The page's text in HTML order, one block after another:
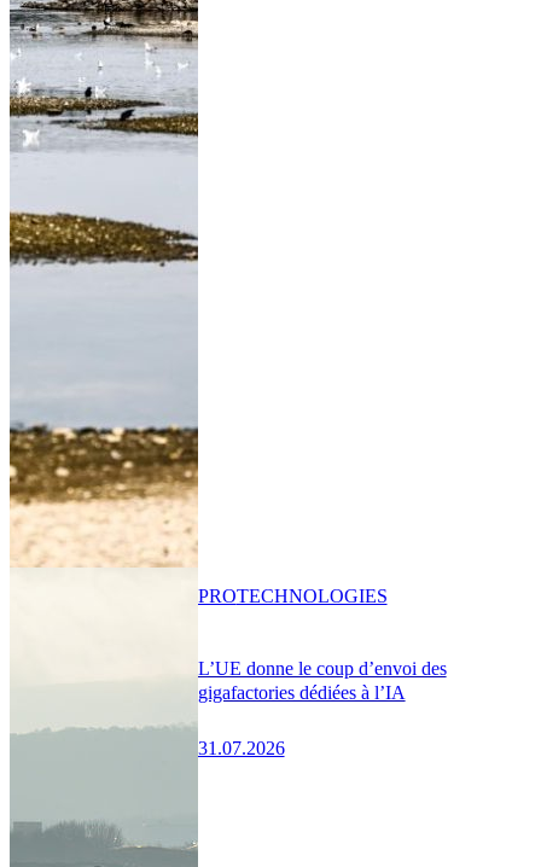
L’UE donne le coup d’envoi des
gigafactories dédiées à l’IA
31.07.2026
PROTECHNOLOGIES